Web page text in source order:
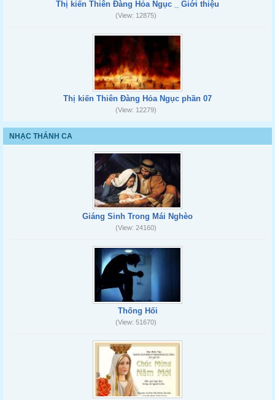
Thị kiến Thiên Đàng Hỏa Ngục _ Giới thiệu
(View: 12875)
Thị kiến Thiên Đàng Hỏa Ngục phần 07
(View: 12279)
NHẠC THÁNH CA
Giáng Sinh Trong Mái Nghèo
(View: 24160)
Thống Hối
(View: 51670)